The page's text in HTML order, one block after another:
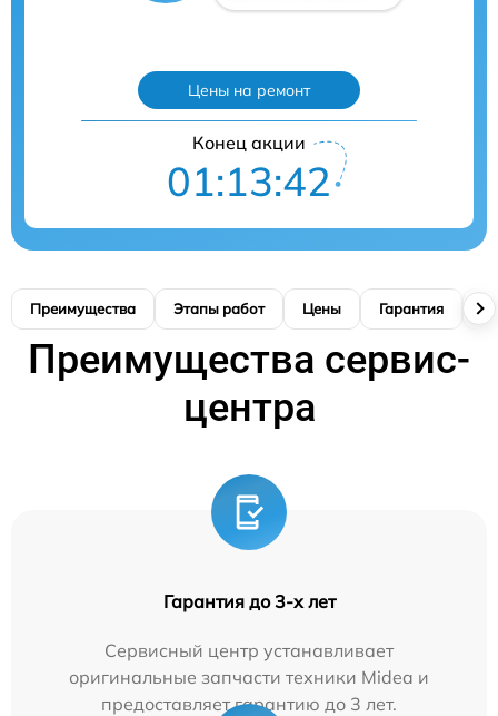
Цены на ремонт
Конец акции
01:13:41
Преимущества Этапы работ Цены Гарантия
Преимущества сервис-
центра
Гарантия до 3-х лет
Сервисный центр устанавливает
оригинальные запчасти техники Midea и
предоставляет гарантию до 3 лет.